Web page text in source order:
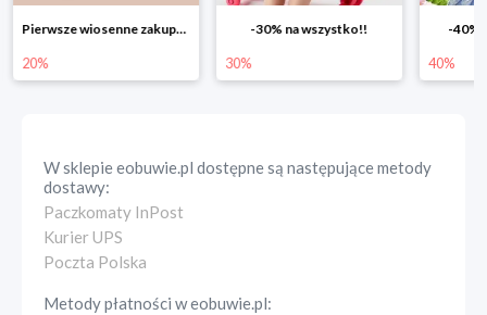
Pierwsze wiosenne zakupy -20%
20%
-30% na wszystko!!
30%
-40%
40%
W sklepieeobuwie.pl dostępne są następujące metody
dostawy:
Paczkomaty InPost
Kurier UPS
Poczta Polska
Metody płatności weobuwie.pl: